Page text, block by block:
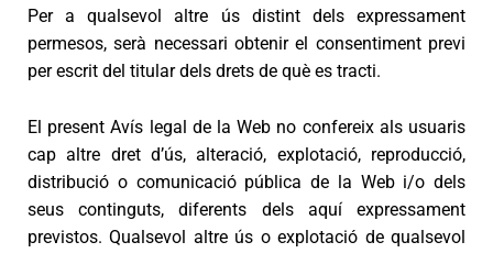
Per a qualsevol altre ús distint dels expressament
permesos, serà necessari obtenir el consentiment previ
per escrit del titular dels drets de què es tracti.
El present Avís legal de la Web no confereix als usuaris
cap altre dret d’ús, alteració, explotació, reproducció,
distribució o comunicació pública de la Web i/o dels
seus continguts, diferents dels aquí expressament
previstos. Qualsevol altre ús o explotació de qualsevol